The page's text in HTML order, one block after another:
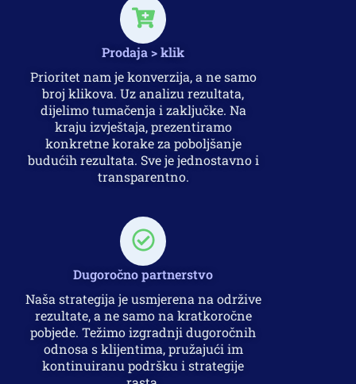
Prodaja > klik
Prioritet nam je konverzija, a ne samo
broj klikova. Uz analizu rezultata,
dijelimo tumačenja i zaključke. Na
kraju izvještaja, prezentiramo
konkretne korake za poboljšanje
budućih rezultata. Sve je jednostavno i
transparentno.
Dugoročno partnerstvo
Naša strategija je usmjerena na održive
rezultate, a ne samo na kratkoročne
pobjede. Težimo izgradnji dugoročnih
odnosa s klijentima, pružajući im
kontinuiranu podršku i strategije